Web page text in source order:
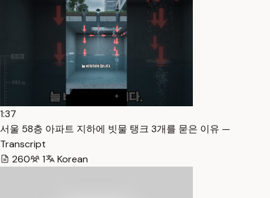
1:37
서울 58층 아파트 지하에 빗물 탱크 3개를 묻은 이유 —
Transcript
260
1 Korean